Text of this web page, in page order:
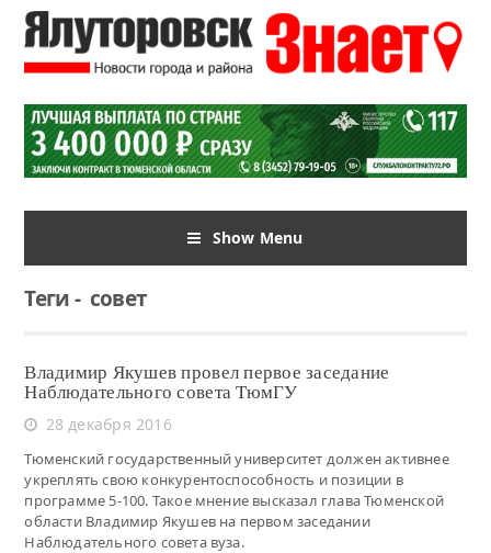
Show Menu
Теги-совет
Владимир Якушев провел первое заседание
Наблюдательного совета ТюмГУ
28 декабря 2016
Тюменский государственный университет должен активнее
укреплять свою конкурентоспособность и позиции в
программе 5-100. Такое мнение высказал глава Тюменской
области Владимир Якушев на первом заседании
Наблюдательного совета вуза.